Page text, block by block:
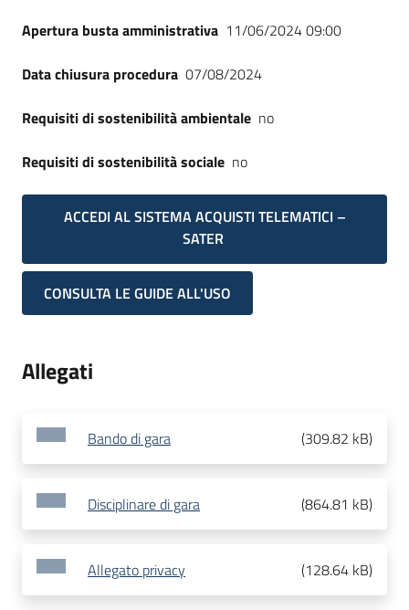
Apertura busta amministrativa 11/06/2024 09:00
Data chiusura procedura 07/08/2024
Requisiti di sostenibilità ambientale no
Requisiti di sostenibilità sociale no
ACCEDI AL SISTEMA ACQUISTI TELEMATICI –
SATER
CONSULTA LE GUIDE ALL'USO
Allegati
Bando di gara (309.82 kB)
Disciplinare di gara (864.81 kB)
Allegato privacy (128.64 kB)